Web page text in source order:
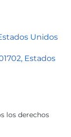
Unidos
Estados
los derechos